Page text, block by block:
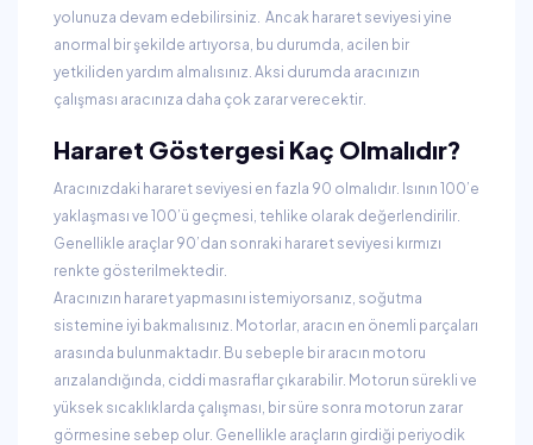
yolunuza devam edebilirsiniz. Ancak hararet seviyesi yine
anormal bir şekilde artıyorsa, bu durumda, acilen bir
yetkiliden yardım almalısınız. Aksi durumda aracınızın
çalışması aracınıza daha çok zarar verecektir.
Hararet Göstergesi Kaç Olmalıdır?
Aracınızdaki hararet seviyesi en fazla 90 olmalıdır. Isının 100’e
yaklaşması ve 100’ü geçmesi, tehlike olarak değerlendirilir.
Genellikle araçlar 90’dan sonraki hararet seviyesi kırmızı
renkte gösterilmektedir.
Aracınızın hararet yapmasını istemiyorsanız, soğutma
sistemine iyi bakmalısınız. Motorlar, aracın en önemli parçaları
arasında bulunmaktadır. Bu sebeple bir aracın motoru
arızalandığında, ciddi masraflar çıkarabilir. Motorun sürekli ve
yüksek sıcaklıklarda çalışması, bir süre sonra motorun zarar
görmesine sebep olur. Genellikle araçların girdiği periyodik